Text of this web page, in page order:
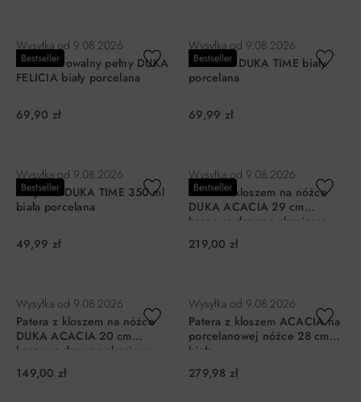
Bestseller
Wysyłka od 9.08.2026
Półmisek owalny pełny DUKA
FELICIA biały porcelana
69,90 zł
Bestseller
Wysyłka od 9.08.2026
Półmisek DUKA TIME biały
porcelana
69,99 zł
Bestseller
Wysyłka od 9.08.2026
Sosjerka DUKA TIME 350 ml
biała porcelana
49,99 zł
Bestseller
Wysyłka od 9.08.2026
Patera z kloszem na nóżce
DUKA ACACIA 29 cm
brązowa drewno akacjowe
219,00 zł
Wysyłka od 9.08.2026
Patera z kloszem na nóżce
DUKA ACACIA 20 cm
brązowa drewno akacjowe
149,00 zł
Wysyłka od 9.08.2026
Patera z kloszem ACACIA na
porcelanowej nóżce 28 cm
biała
279,98 zł